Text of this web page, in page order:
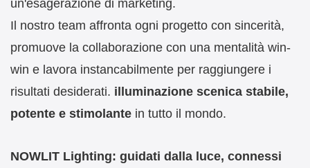
un'esagerazione di marketing.
Il nostro team affronta ogni progetto con sincerità,
promuove la collaborazione con una mentalità win-
win e lavora instancabilmente per raggiungere i
risultati desiderati. illuminazione scenica stabile,
potente e stimolante in tutto il mondo.
NOWLIT Lighting: guidati dalla luce, connessi